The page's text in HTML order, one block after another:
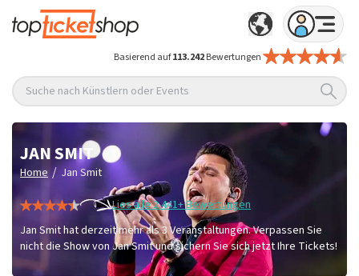
Basierend auf113.242Bewertungen
Suche nach Künstlern oder Events
JAN SMIT
Home / Jan Smit
Lies alle 2.441+ Bewertungen
Jan Smit hat derzeit mehr als 3 Veranstaltungen. Verpassen Sie
nicht die Show von Jan Smit und sichern Sie sich jetzt Ihre Tickets!